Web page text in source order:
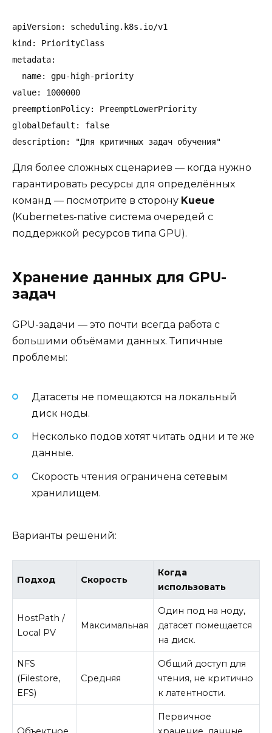
apiVersion: scheduling.k8s.io/v1
kind: PriorityClass
metadata:
  name: gpu-high-priority
value: 1000000
preemptionPolicy: PreemptLowerPriority
globalDefault: false
description: "Для критичных задач обучения"
Для более сложных сценариев — когда нужно
гарантировать ресурсы для определённых
команд — посмотрите в сторону Kueue
(Kubernetes-native система очередей с
поддержкой ресурсов типа GPU).
Хранение данных для GPU-
задач
GPU-задачи — это почти всегда работа с
большими объёмами данных. Типичные
проблемы:
Датасеты не помещаются на локальный
диск ноды.
Несколько подов хотят читать одни и те же
данные.
Скорость чтения ограничена сетевым
хранилищем.
Варианты решений:
Подход Скорость
Когда
использовать
HostPath /
Local PV
Максимальная
Один под на ноду,
датасет помещается
на диск.
NFS
(Filestore,
EFS)
Средняя
Общий доступ для
чтения, не критично
к латентности.
Первичное